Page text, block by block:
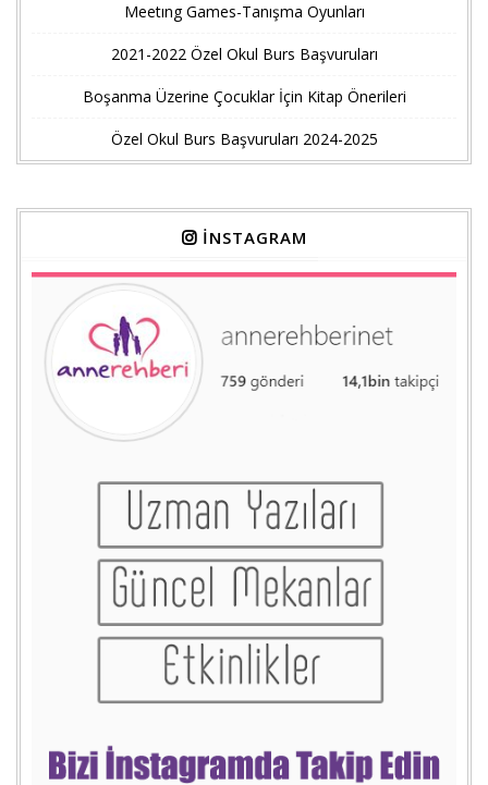
Meetıng Games-Tanışma Oyunları
2021-2022 Özel Okul Burs Başvuruları
Boşanma Üzerine Çocuklar İçin Kitap Önerileri
Özel Okul Burs Başvuruları 2024-2025
İNSTAGRAM